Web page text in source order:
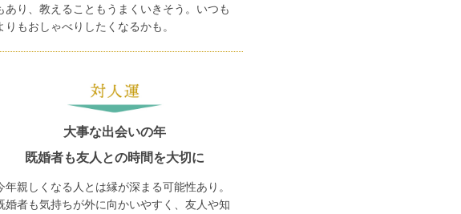
あり、教えることもうまくいきそう。いつも
りもおしゃべりしたくなるかも。
大事な出会いの年
既婚者も友人との時間を大切に
年親しくなる人とは縁が深まる可能性あり。
婚者も気持ちが外に向かいやすく、友人や知